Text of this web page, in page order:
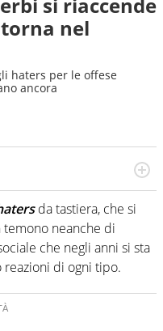
nel
haters per le offese
ancora
manifestazioni
e testate. Esperienza,
storica. Si occupa
da tastiera, che si
neanche di
che negli anni si sta
di ogni tipo.